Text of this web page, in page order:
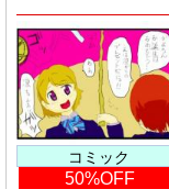
コミック
50%OFF